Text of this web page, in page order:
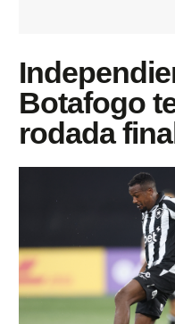
Botafogo
rodada